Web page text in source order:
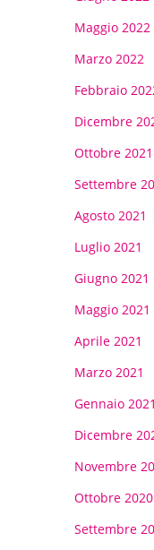
Maggio 2022
Marzo 2022
Febbraio
Dicembre
Ottobre 2021
Settembre
Agosto 2021
Luglio 2021
Giugno 2021
Maggio 2021
Aprile 2021
Marzo 2021
Gennaio 2021
Dicembre
Novembre
Ottobre 2020
Settembre